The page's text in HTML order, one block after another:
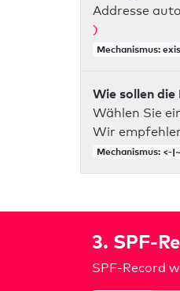
Addresse
)
Mechanismus:
Wie sollen
Wählen Sie
Wir
Mechanismus: <-
3. SPF-
SPF-Record